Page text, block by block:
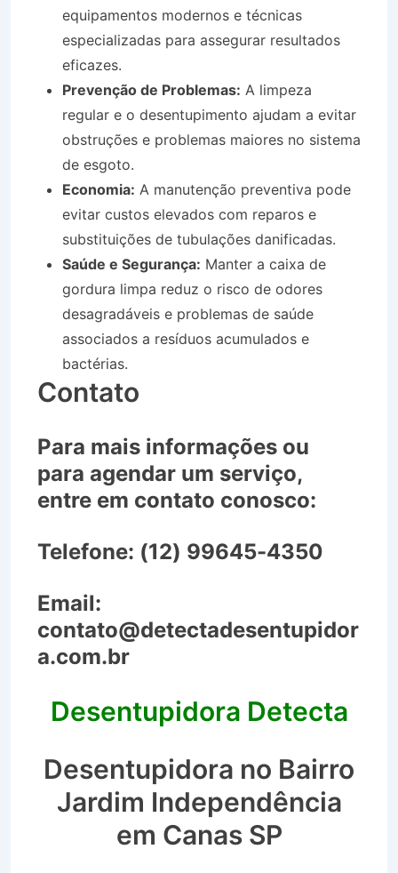
equipamentos modernos e técnicas
especializadas para assegurar resultados
eficazes.
Prevenção de Problemas: A limpeza
regular e o desentupimento ajudam a evitar
obstruções e problemas maiores no sistema
de esgoto.
Economia: A manutenção preventiva pode
evitar custos elevados com reparos e
substituições de tubulações danificadas.
Saúde e Segurança: Manter a caixa de
gordura limpa reduz o risco de odores
desagradáveis e problemas de saúde
associados a resíduos acumulados e
bactérias.
Contato
Para mais informações ou
para agendar um serviço,
entre em contato conosco:
Telefone: (12) 99645-4350
Email:
contato@detectadesentupidor
a.com.br
Desentupidora Detecta
Desentupidora no Bairro
Jardim Independência
em Canas SP